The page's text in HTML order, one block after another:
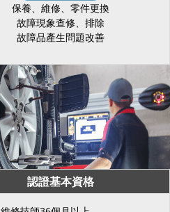
保養、維修、零件更換
故障現象查修、排除
故障品產生問題改善
認證基本資格